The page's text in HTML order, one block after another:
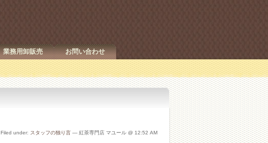
業務用卸販売 お問い合わせ
Filed under: スタッフの独り言 — 紅茶専門店 マユール @ 12:52 AM